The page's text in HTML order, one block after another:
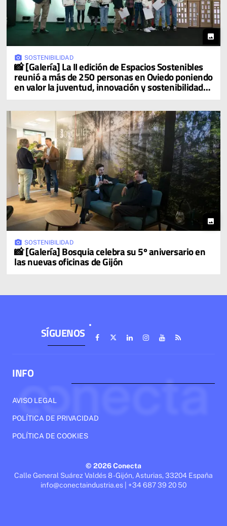
photo
photo_camera SOSTENIBILIDAD
📸 [Galería] La II edición de Espacios Sostenibles
reunió a más de 250 personas en Oviedo poniendo
en valor la juventud, innovación y sostenibilidad
asturianas
photo
photo_camera SOSTENIBILIDAD
📸 [Galería] Bosquia celebra su 5º aniversario en
las nuevas oficinas de Gijón
SÍGUENOS
INFO
AVISO LEGAL
POLÍTICA DE PRIVACIDAD
POLÍTICA DE COOKIES
© 2026 Conecta
Calle General Suárez Valdés 8 - Gijón, Asturias, 33204 España
info@conectaindustria.es | +34 687 39 20 50